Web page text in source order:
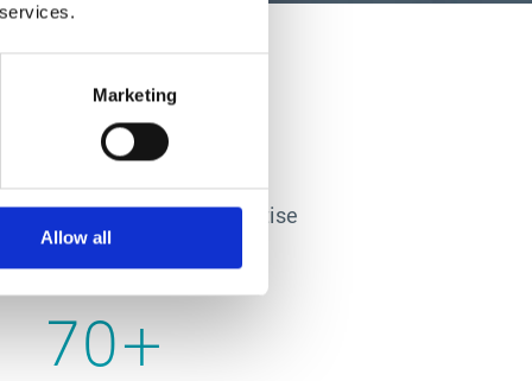
Marketing
Allow all
Erfahrungen und Expertise
sind.
70+